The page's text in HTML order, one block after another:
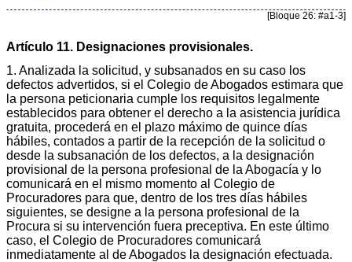
[Bloque 26: #a1-3]
Artículo 11. Designaciones provisionales.
1. Analizada la solicitud, y subsanados en su caso los
defectos advertidos, si el Colegio de Abogados estimara que
la persona peticionaria cumple los requisitos legalmente
establecidos para obtener el derecho a la asistencia jurídica
gratuita, procederá en el plazo máximo de quince días
hábiles, contados a partir de la recepción de la solicitud o
desde la subsanación de los defectos, a la designación
provisional de la persona profesional de la Abogacía y lo
comunicará en el mismo momento al Colegio de
Procuradores para que, dentro de los tres días hábiles
siguientes, se designe a la persona profesional de la
Procura si su intervención fuera preceptiva. En este último
caso, el Colegio de Procuradores comunicará
inmediatamente al de Abogados la designación efectuada.